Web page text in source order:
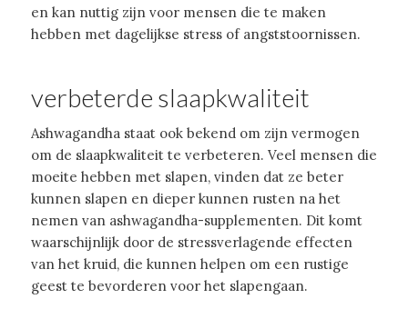
en kan nuttig zijn voor mensen die te maken
hebben met dagelijkse stress of angststoornissen.
verbeterde slaapkwaliteit
Ashwagandha staat ook bekend om zijn vermogen
om de slaapkwaliteit te verbeteren. Veel mensen die
moeite hebben met slapen, vinden dat ze beter
kunnen slapen en dieper kunnen rusten na het
nemen van ashwagandha-supplementen. Dit komt
waarschijnlijk door de stressverlagende effecten
van het kruid, die kunnen helpen om een rustige
geest te bevorderen voor het slapengaan.